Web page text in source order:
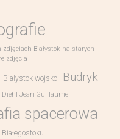
zdjęciach Białystok na starych
zdjęcia
Białystok wojsko Budryk
Diehl Jean Guillaume
spacerowa